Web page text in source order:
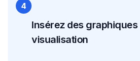
4
Insérez des graphiques
visualisation